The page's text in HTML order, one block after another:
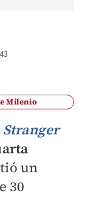
Milenio
Stranger
un
30